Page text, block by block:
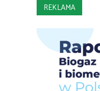
REKLAMA